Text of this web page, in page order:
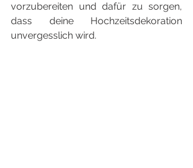
vorzubereiten und dafür zu sorgen,
dass deine Hochzeitsdekoration
unvergesslich wird.